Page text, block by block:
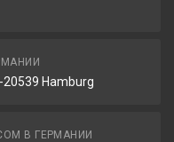
20539 Hamburg
В ГЕРМАНИИ